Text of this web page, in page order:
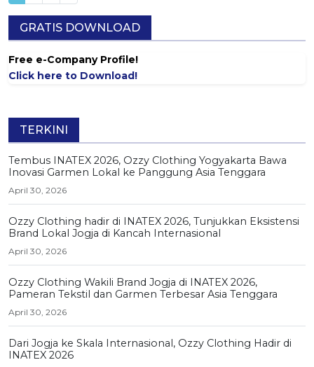
GRATIS DOWNLOAD
Free e-Company Profile!
Click here to Download!
TERKINI
Tembus INATEX 2026, Ozzy Clothing Yogyakarta Bawa
Inovasi Garmen Lokal ke Panggung Asia Tenggara
April 30, 2026
Ozzy Clothing hadir di INATEX 2026, Tunjukkan Eksistensi
Brand Lokal Jogja di Kancah Internasional
April 30, 2026
Ozzy Clothing Wakili Brand Jogja di INATEX 2026,
Pameran Tekstil dan Garmen Terbesar Asia Tenggara
April 30, 2026
Dari Jogja ke Skala Internasional, Ozzy Clothing Hadir di
INATEX 2026